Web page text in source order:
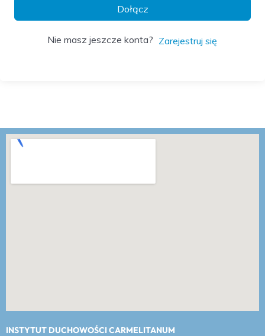
Dołącz
Nie masz jeszcze konta? Zarejestruj się
INSTYTUT DUCHOWOŚCI CARMELITANUM